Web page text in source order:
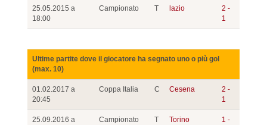
25.05.2015 a
18:00
Campionato T lazio
2 -
1
Ultime partite dove il giocatore ha segnato uno o più gol
(max. 10)
01.02.2017 a
20:45
Coppa Italia C Cesena
2 -
1
25.09.2016 a
Campionato T Torino
1 -